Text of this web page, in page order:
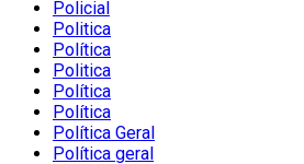
Policial
Politica
Política
Politica
Política
Política
Política Geral
Política geral